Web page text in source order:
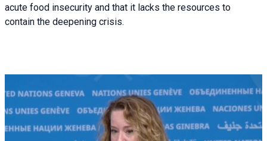
acute food insecurity and that it lacks the resources to
contain the deepening crisis.